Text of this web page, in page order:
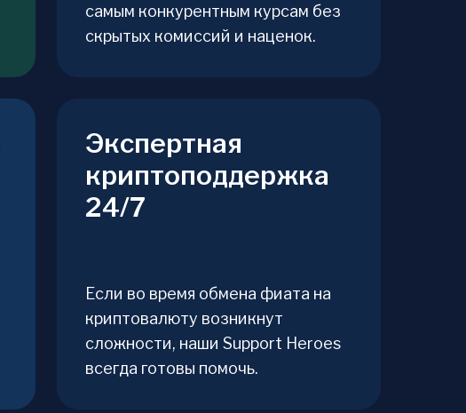
самым конкурентным курсам без
скрытых комиссий и наценок.
Экспертная
криптоподдержка
24/7
Если во время обмена фиата на
криптовалюту возникнут
сложности, наши Support Heroes
всегда готовы помочь.